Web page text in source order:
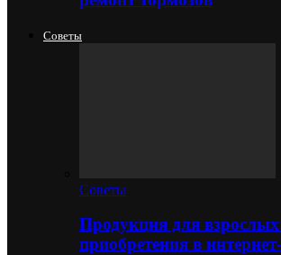
Советы
Советы
Продукция для
приобретения в